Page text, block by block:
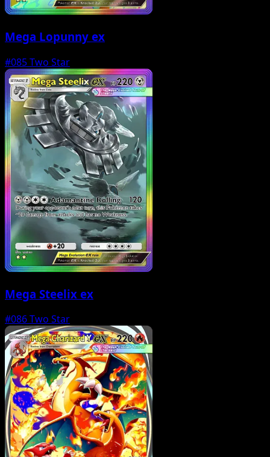
Mega Lopunny ex
#085Two Star
Mega Steelix ex
#086Two Star